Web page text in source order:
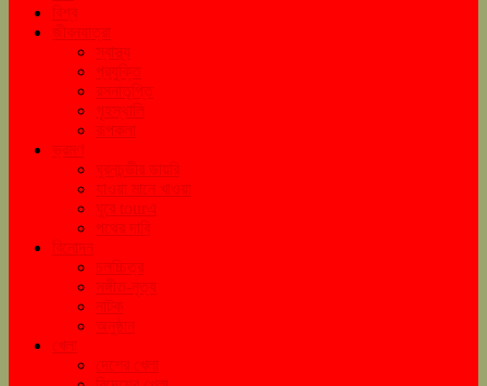
বিশ্ব
জীবনযাত্রা
স্বাস্থ্য
প্রযুক্তি
রসনাতৃপ্তি
গৃহস্থালি
রূপকলা
ভ্রমণ
ঘুরনচন্ডীর ডায়রি
যাওয়া মানে খাওয়া
ঘুরে tourএ
পথের দাবি
বিনোদন
চলচ্চিত্র
সঙ্গীত-নৃত্য
নাটক
অনুষ্ঠান
খেলা
দেশের খেলা